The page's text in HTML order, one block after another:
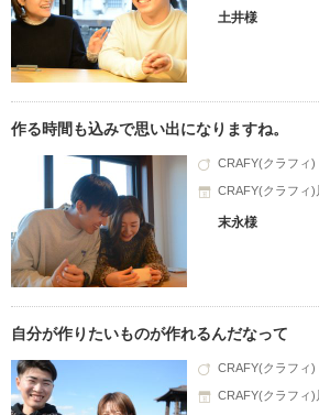
土井様
作る時間も込みで思い出になりますね。
CRAFY(クラフィ)
CRAFY(クラフィ)
末永様
自分が作りたいものが作れるんだなって
CRAFY(クラフィ)
CRAFY(クラフィ)